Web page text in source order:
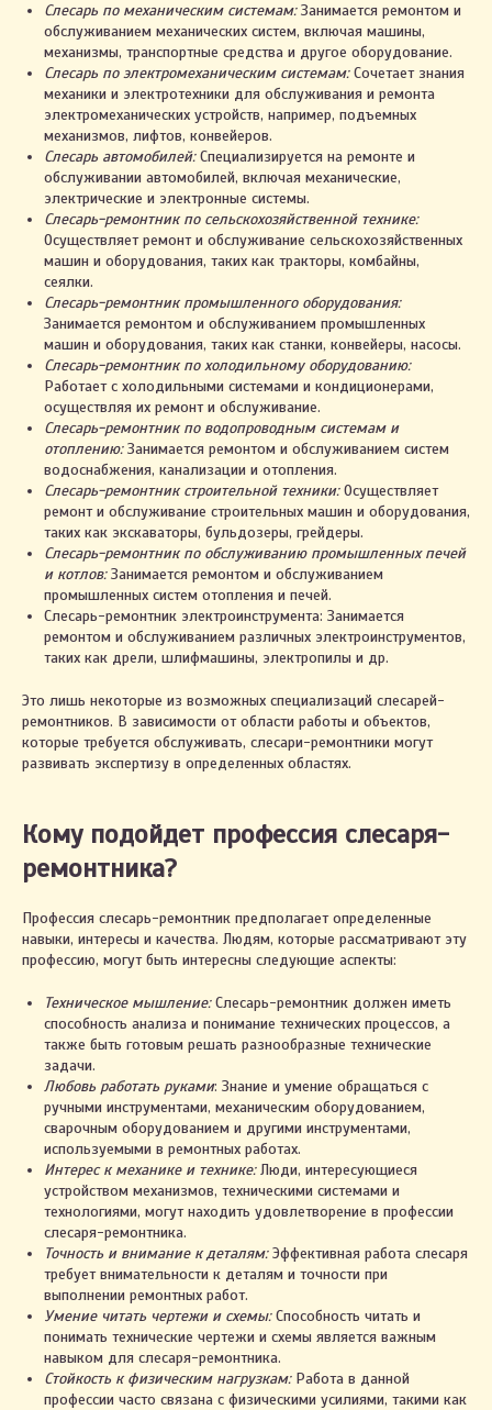
Слесарь по механическим системам:Занимается ремонтом и
обслуживанием механических систем, включая машины,
механизмы, транспортные средства и другое оборудование.
Слесарь по электромеханическим системам:Сочетает знания
механики и электротехники для обслуживания и ремонта
электромеханических устройств, например, подъемных
механизмов, лифтов, конвейеров.
Слесарь автомобилей:Специализируется на ремонте и
обслуживании автомобилей, включая механические,
электрические и электронные системы.
Слесарь-ремонтник по сельскохозяйственной технике:
Осуществляет ремонт и обслуживание сельскохозяйственных
машин и оборудования, таких как тракторы, комбайны,
сеялки.
Слесарь-ремонтник промышленного оборудования:
Занимается ремонтом и обслуживанием промышленных
машин и оборудования, таких как станки, конвейеры, насосы.
Слесарь-ремонтник по холодильному оборудованию:
Работает с холодильными системами и кондиционерами,
осуществляя их ремонт и обслуживание.
Слесарь-ремонтник по водопроводным системам и
отоплению:Занимается ремонтом и обслуживанием систем
водоснабжения, канализации и отопления.
Слесарь-ремонтник строительной техники:Осуществляет
ремонт и обслуживание строительных машин и оборудования,
таких как экскаваторы, бульдозеры, грейдеры.
Слесарь-ремонтник по обслуживанию промышленных печей
и котлов:Занимается ремонтом и обслуживанием
промышленных систем отопления и печей.
Слесарь-ремонтник электроинструмента: Занимается
ремонтом и обслуживанием различных электроинструментов,
таких как дрели, шлифмашины, электропилы и др.
Это лишь некоторые из возможных специализаций слесарей-
ремонтников. В зависимости от области работы и объектов,
которые требуется обслуживать, слесари-ремонтники могут
развивать экспертизу в определенных областях.
Кому подойдет профессия слесаря-
ремонтника?
Профессия слесарь-ремонтник предполагает определенные
навыки, интересы и качества. Людям, которые рассматривают эту
профессию, могут быть интересны следующие аспекты:
Техническое мышление:Слесарь-ремонтник должен иметь
способность анализа и понимание технических процессов, а
также быть готовым решать разнообразные технические
задачи.
Любовь работать руками: Знание и умение обращаться с
ручными инструментами, механическим оборудованием,
сварочным оборудованием и другими инструментами,
используемыми в ремонтных работах.
Интерес к механике и технике:Люди, интересующиеся
устройством механизмов, техническими системами и
технологиями, могут находить удовлетворение в профессии
слесаря-ремонтника.
Точность и внимание к деталям:Эффективная работа слесаря
требует внимательности к деталям и точности при
выполнении ремонтных работ.
Умение читать чертежи и схемы:Способность читать и
понимать технические чертежи и схемы является важным
навыком для слесаря-ремонтника.
Стойкость к физическим нагрузкам: Работа в данной
профессии часто связана с физическими усилиями, такими как